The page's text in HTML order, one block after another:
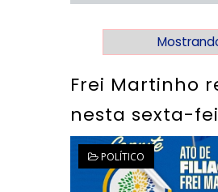
Frei Martinho
nesta sexta-
POLÍTICO